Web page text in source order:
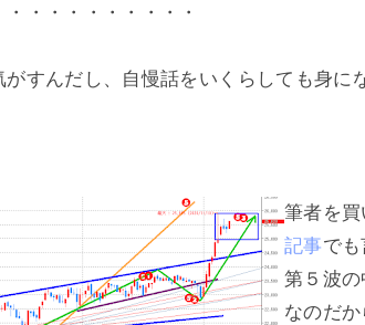
・・・・・・・・・・
がすんだし、自慢話をいくらしても身に
筆者を買
記事で
第５波
なのだ